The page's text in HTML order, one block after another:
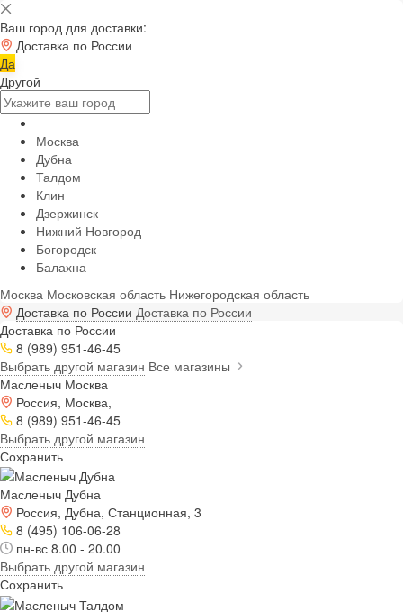
Ваш город для доставки:
Доставка по России
Да
Другой
Москва
Дубна
Талдом
Клин
Дзержинск
Нижний Новгород
Богородск
Балахна
Москва Московская область Нижегородская область
Доставка по России Доставка по России
Доставка по России
8 (989) 951-46-45
Выбрать другой магазин Все магазины
Масленыч Москва
Россия, Москва,
8 (989) 951-46-45
Выбрать другой магазин
Сохранить
Масленыч Дубна
Россия, Дубна, Станционная, 3
8 (495) 106-06-28
пн-вс 8.00 - 20.00
Выбрать другой магазин
Сохранить